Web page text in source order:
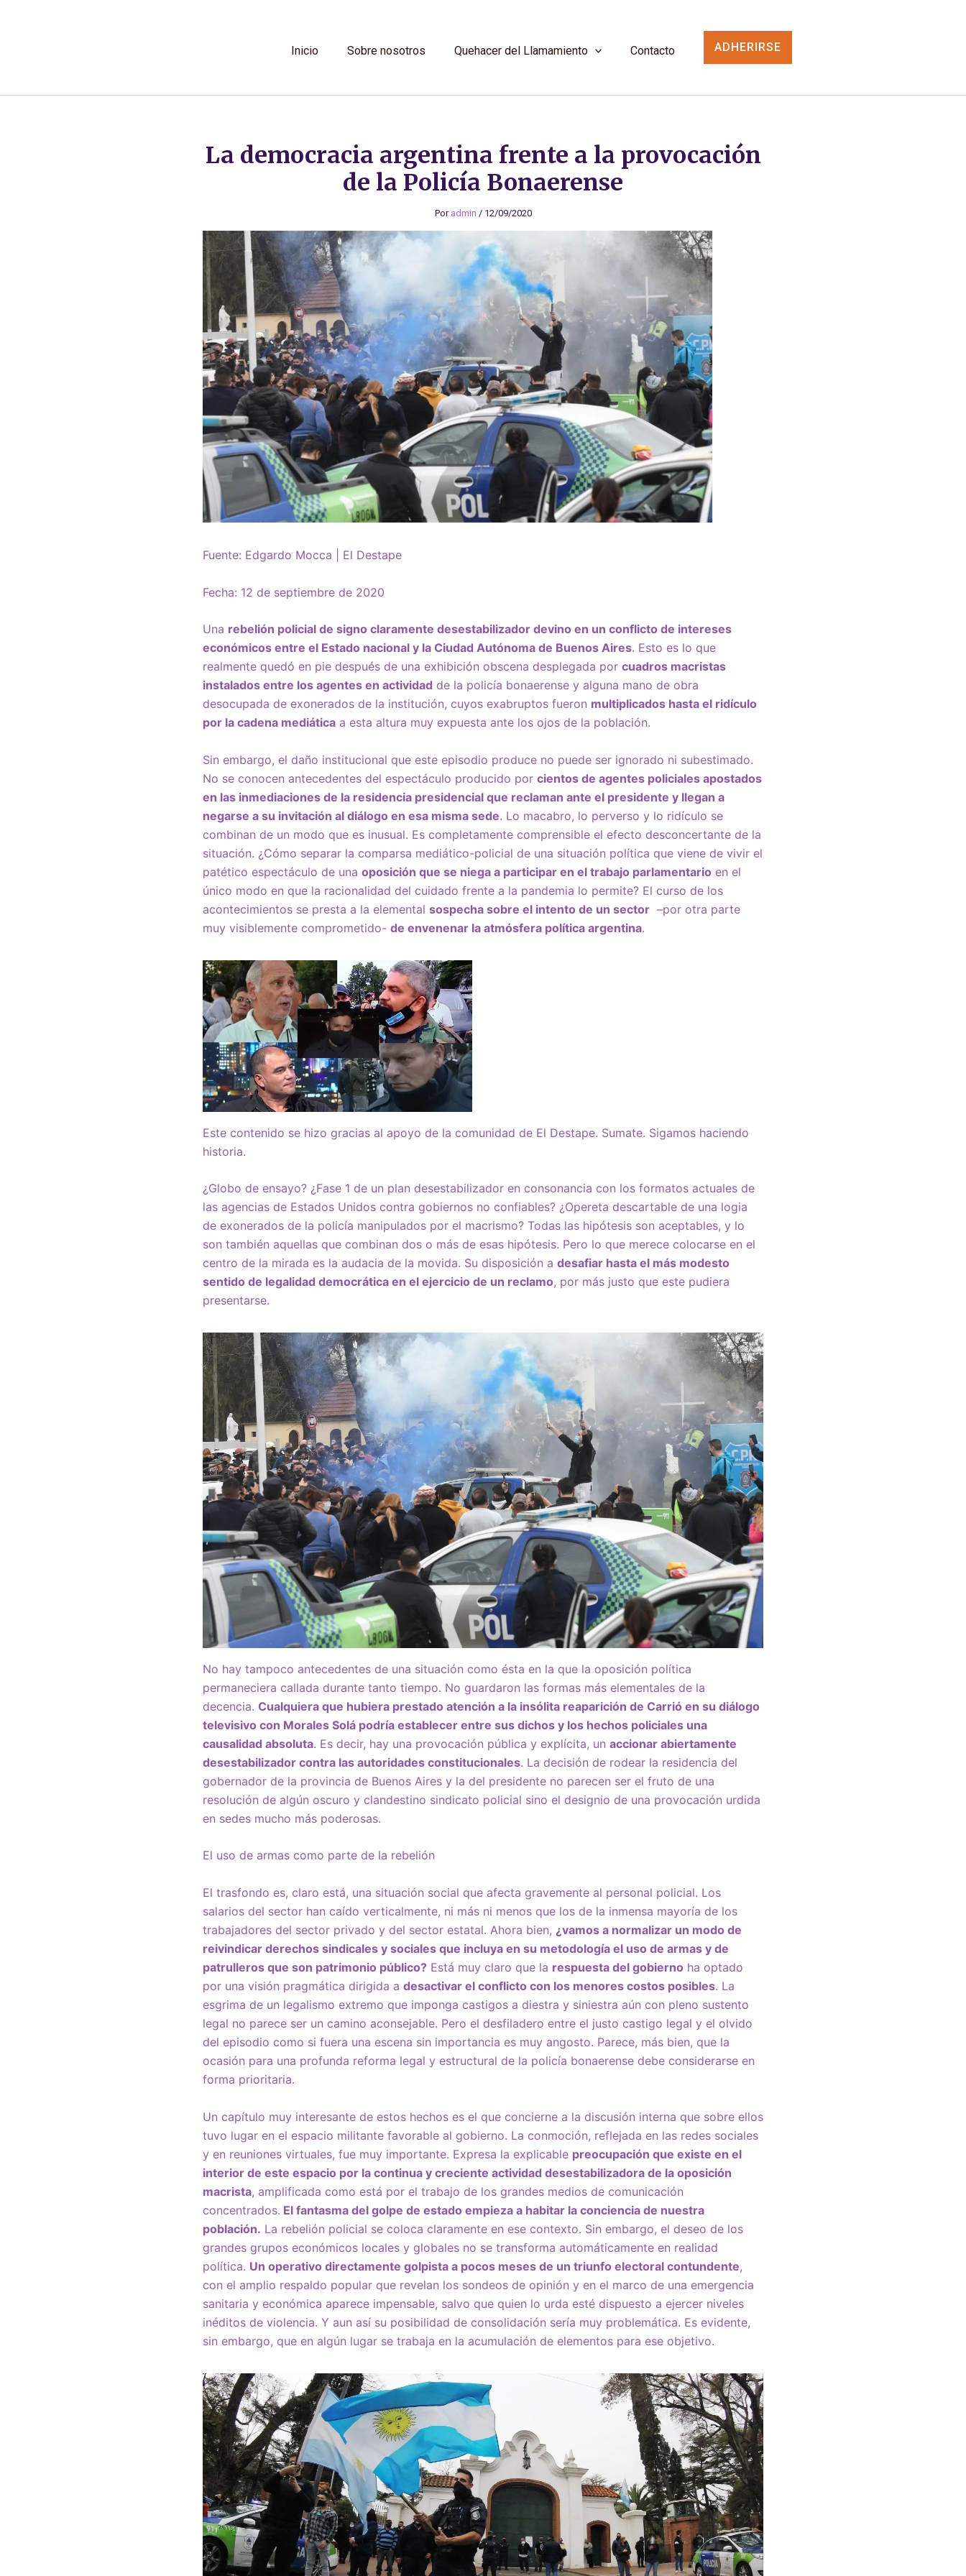
Inicio Sobre nosotros Quehacer del Llamamiento Contacto ADHERIRSE
La democracia argentina frente a la provocación
de la Policía Bonaerense
Por admin / 12/09/2020
Fuente: Edgardo Mocca | El Destape
Fecha: 12 de septiembre de 2020
Una rebelión policial de signo claramente desestabilizador devino en un conflicto de intereses
económicos entre el Estado nacional y la Ciudad Autónoma de Buenos Aires. Esto es lo que
realmente quedó en pie después de una exhibición obscena desplegada por cuadros macristas
instalados entre los agentes en actividad de la policía bonaerense y alguna mano de obra
desocupada de exonerados de la institución, cuyos exabruptos fueron multiplicados hasta el ridículo
por la cadena mediática a esta altura muy expuesta ante los ojos de la población.
Sin embargo, el daño institucional que este episodio produce no puede ser ignorado ni subestimado.
No se conocen antecedentes del espectáculo producido por cientos de agentes policiales apostados
en las inmediaciones de la residencia presidencial que reclaman ante el presidente y llegan a
negarse a su invitación al diálogo en esa misma sede. Lo macabro, lo perverso y lo ridículo se
combinan de un modo que es inusual. Es completamente comprensible el efecto desconcertante de la
situación. ¿Cómo separar la comparsa mediático-policial de una situación política que viene de vivir el
patético espectáculo de una oposición que se niega a participar en el trabajo parlamentario en el
único modo en que la racionalidad del cuidado frente a la pandemia lo permite? El curso de los
acontecimientos se presta a la elemental sospecha sobre el intento de un sector –por otra parte
muy visiblemente comprometido- de envenenar la atmósfera política argentina.
Este contenido se hizo gracias al apoyo de la comunidad de El Destape. Sumate. Sigamos haciendo
historia.
¿Globo de ensayo? ¿Fase 1 de un plan desestabilizador en consonancia con los formatos actuales de
las agencias de Estados Unidos contra gobiernos no confiables? ¿Opereta descartable de una logia
de exonerados de la policía manipulados por el macrismo? Todas las hipótesis son aceptables, y lo
son también aquellas que combinan dos o más de esas hipótesis. Pero lo que merece colocarse en el
centro de la mirada es la audacia de la movida. Su disposición a desafiar hasta el más modesto
sentido de legalidad democrática en el ejercicio de un reclamo, por más justo que este pudiera
presentarse.
No hay tampoco antecedentes de una situación como ésta en la que la oposición política
permaneciera callada durante tanto tiempo. No guardaron las formas más elementales de la
decencia. Cualquiera que hubiera prestado atención a la insólita reaparición de Carrió en su diálogo
televisivo con Morales Solá podría establecer entre sus dichos y los hechos policiales una
causalidad absoluta. Es decir, hay una provocación pública y explícita, un accionar abiertamente
desestabilizador contra las autoridades constitucionales. La decisión de rodear la residencia del
gobernador de la provincia de Buenos Aires y la del presidente no parecen ser el fruto de una
resolución de algún oscuro y clandestino sindicato policial sino el designio de una provocación urdida
en sedes mucho más poderosas.
El uso de armas como parte de la rebelión
El trasfondo es, claro está, una situación social que afecta gravemente al personal policial. Los
salarios del sector han caído verticalmente, ni más ni menos que los de la inmensa mayoría de los
trabajadores del sector privado y del sector estatal. Ahora bien, ¿vamos a normalizar un modo de
reivindicar derechos sindicales y sociales que incluya en su metodología el uso de armas y de
patrulleros que son patrimonio público? Está muy claro que la respuesta del gobierno ha optado
por una visión pragmática dirigida a desactivar el conflicto con los menores costos posibles. La
esgrima de un legalismo extremo que imponga castigos a diestra y siniestra aún con pleno sustento
legal no parece ser un camino aconsejable. Pero el desfiladero entre el justo castigo legal y el olvido
del episodio como si fuera una escena sin importancia es muy angosto. Parece, más bien, que la
ocasión para una profunda reforma legal y estructural de la policía bonaerense debe considerarse en
forma prioritaria.
Un capítulo muy interesante de estos hechos es el que concierne a la discusión interna que sobre ellos
tuvo lugar en el espacio militante favorable al gobierno. La conmoción, reflejada en las redes sociales
y en reuniones virtuales, fue muy importante. Expresa la explicable preocupación que existe en el
interior de este espacio por la continua y creciente actividad desestabilizadora de la oposición
macrista, amplificada como está por el trabajo de los grandes medios de comunicación
concentrados. El fantasma del golpe de estado empieza a habitar la conciencia de nuestra
población. La rebelión policial se coloca claramente en ese contexto. Sin embargo, el deseo de los
grandes grupos económicos locales y globales no se transforma automáticamente en realidad
política. Un operativo directamente golpista a pocos meses de un triunfo electoral contundente,
con el amplio respaldo popular que revelan los sondeos de opinión y en el marco de una emergencia
sanitaria y económica aparece impensable, salvo que quien lo urda esté dispuesto a ejercer niveles
inéditos de violencia. Y aun así su posibilidad de consolidación sería muy problemática. Es evidente,
sin embargo, que en algún lugar se trabaja en la acumulación de elementos para ese objetivo.